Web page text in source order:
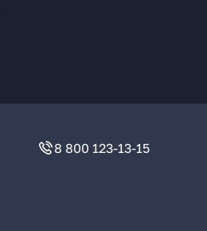
8 800 123-13-15